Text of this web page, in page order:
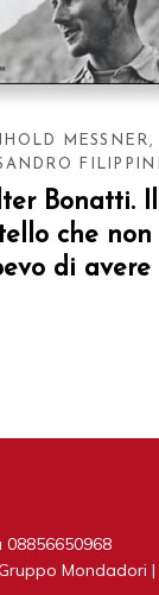
MESSNER ,
FILIPPINI
Bonatti. Il
che non
di avere
08856650968
Mondadori |